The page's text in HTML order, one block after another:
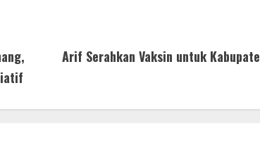
Arif Serahkan Vaksin untuk